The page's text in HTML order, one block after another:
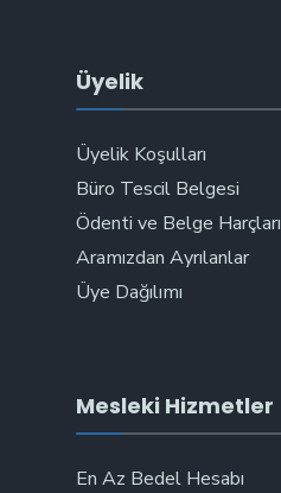
Üyelik
Üyelik Koşulları
Büro Tescil Belgesi
Ödenti ve Belge Harçları
Aramızdan Ayrılanlar
Üye Dağılımı
Mesleki Hizmetler
En Az Bedel Hesabı